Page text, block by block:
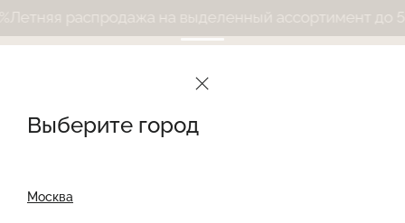
Выберите город
Москва
распродажа на выделенный ассортимент до 50%